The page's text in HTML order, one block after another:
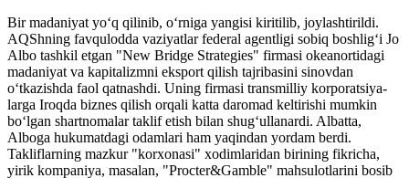
Bir madaniyat yo‘q qilinib, o‘rniga yangisi kiritilib, joylashtirildi.
AQShning favqulodda vaziyatlar federal agentligi sobiq boshlig‘i Jo
Albo tashkil etgan "New Bridge Strategies" firmasi okeanortidagi
madaniyat va kapitalizmni eksport qilish tajribasini sinovdan
o‘tkazishda faol qatnashdi. Uning firmasi transmilliy korpo­ratsiya­
larga Iroqda biznes qilish orqali katta daromad keltirishi mumkin
bo‘lgan shartnomalar taklif etish bilan shug‘ullanardi. Albatta,
Alboga hukumatdagi odamlari ham yaqindan yordam berdi.
Takliflarning mazkur "korxonasi" xodimlaridan birining fikricha,
yirik kompaniya, masalan, "Procter&Gamble" mahsulotlarini bosib